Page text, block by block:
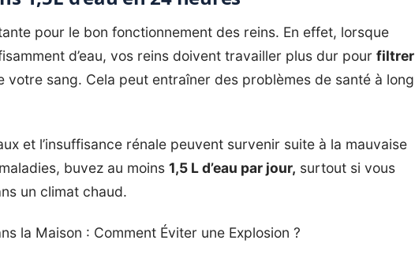
pour le bon fonctionnement des reins. En effet, lorsque
d’eau, vos reins doivent travailler plus dur pour filtrer
votre sang. Cela peut entraîner des problèmes de santé à long
et l’insuffisance rénale peuvent survenir suite à la mauvaise
buvez au moins 1,5 L d’eau par jour, surtout si vous
un climat chaud.
la Maison : Comment Éviter une Explosion ?